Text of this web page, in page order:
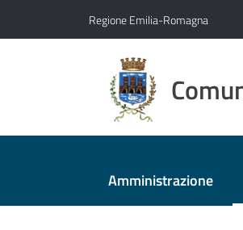
Regione Emilia-Romagna
Amministrazione